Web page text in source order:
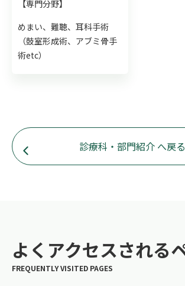
【専門分野】
めまい、難聴、耳科手術
（鼓室形成術、アブミ骨手
術etc）
診療科・部門紹介 へ戻る
よくアクセスされる